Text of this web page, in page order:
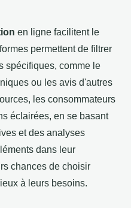
en ligne facilitent le
permettent de filtrer
spécifiques, comme le
ou les avis d'autres
les consommateurs
éclairées, en se basant
et des analyses
dans leur
chances de choisir
à leurs besoins.